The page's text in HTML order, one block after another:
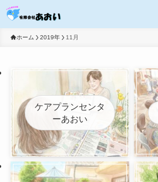
ホーム 2019年 11月
ケアプランセンタ
ーあおい